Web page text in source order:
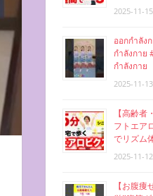
2025-11-15
ออกกำลัง
กำลังกาย
กำลังกาย
2025-11-13
【高齢
フトエア
でリズム
2025-11-12
【お腹